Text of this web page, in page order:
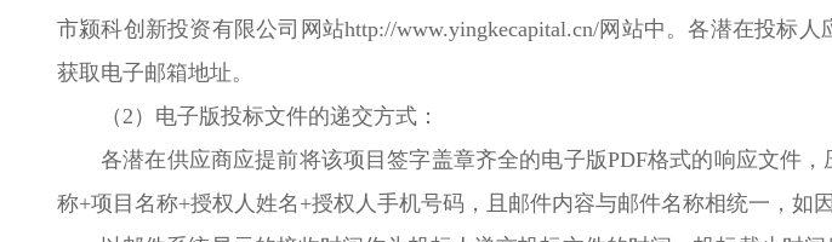
市颍科创新投资有限公司网站http://www.yingkecapital.cn/网站中。各潜在投标
获取电子邮箱地址。
（2）电子版投标文件的递交方式：
各潜在供应商应提前将该项目签字盖章齐全的电子版PDF格式的响应文件
称+项目名称+授权人姓名+授权人手机号码，且邮件内容与邮件名称相统一，如